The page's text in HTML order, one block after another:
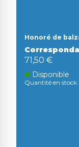
Honoré de
71,50 €
Disponible
Quantité en stock :